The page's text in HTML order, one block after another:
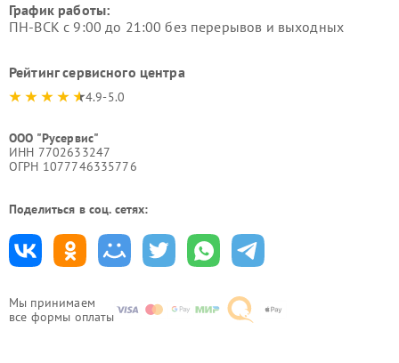
Мы принимаем
все формы оплаты
График работы:
ПН-ВСК с 9:00 до 21:00 без перерывов и выходных
Рейтинг сервисного центра
4.9-5.0
ООО "Русервис"
ИНН 7702633247
ОГРН 1077746335776
Поделиться в соц. сетях: